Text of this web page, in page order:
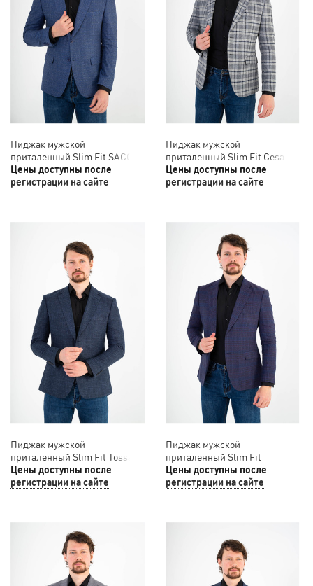
Пиджак мужской
приталенный Slim Fit SACO
12/027
Цены доступны после
регистрации на сайте
Пиджак мужской
приталенный Slim Fit Cesare
Mariano 12/026
Цены доступны после
регистрации на сайте
Пиджак мужской
приталенный Slim Fit Tossaro
12/025
Цены доступны после
регистрации на сайте
Пиджак мужской
приталенный Slim Fit
SLAVASIO 12/024
Цены доступны после
регистрации на сайте